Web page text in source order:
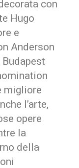
con
Hugo
e
Anderson
migliore
l’arte,
opere
la
della